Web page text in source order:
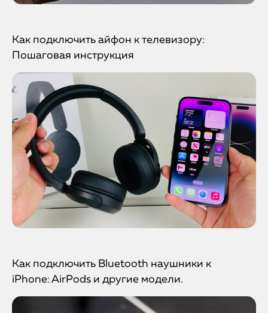
Как подключить айфон к телевизору:
Пошаговая инструкция
Как подключить Bluetooth наушники к
iPhone: AirPods и другие модели.